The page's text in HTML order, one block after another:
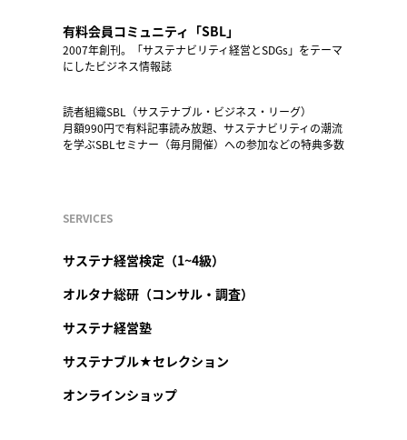
有料会員コミュニティ「SBL」
2007年創刊。「サステナビリティ経営とSDGs」をテーマ
にしたビジネス情報誌
読者組織SBL（サステナブル・ビジネス・リーグ）
月額990円で有料記事読み放題、サステナビリティの潮流
を学ぶSBLセミナー（毎月開催）への参加などの特典多数
SERVICES
サステナ経営検定（1~4級）
オルタナ総研（コンサル・調査）
サステナ経営塾
サステナブル★セレクション
オンラインショップ